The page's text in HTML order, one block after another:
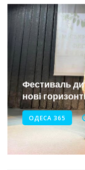
Новини з Зимової
Інтеграція
Нічна атака на
Водопостачання в
Фестиваль
нові
ОДЕСА 365